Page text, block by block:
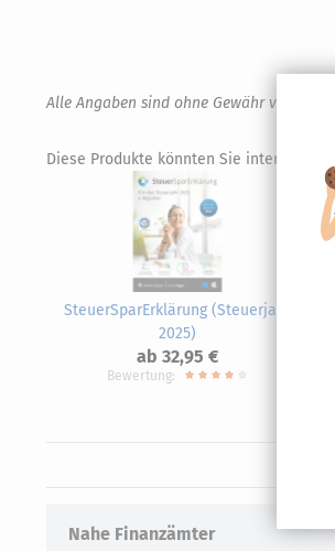
Alle Angaben sind ohne Gewähr von
Diese Produkte könnten Sie interessieren.
SteuerSparErklärung (Steuerjahr
2025)
ab 32,95 €
Bewertung:
Nahe Finanzämter